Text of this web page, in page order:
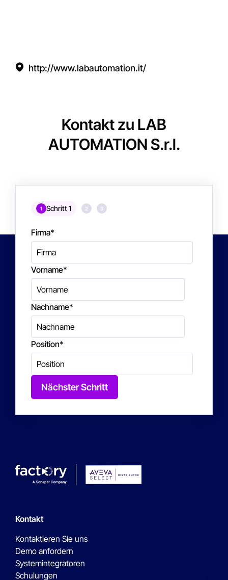
http://www.labautomation.it/
Kontakt zu LAB
AUTOMATION S.r.l.
1 Schritt 1 2 3
Firma*
Vorname*
Nachname*
Position*
Nächster Schritt
Kontakt
Kontaktieren Sie uns
Demo anfordern
Systemintegratoren
Schulungen